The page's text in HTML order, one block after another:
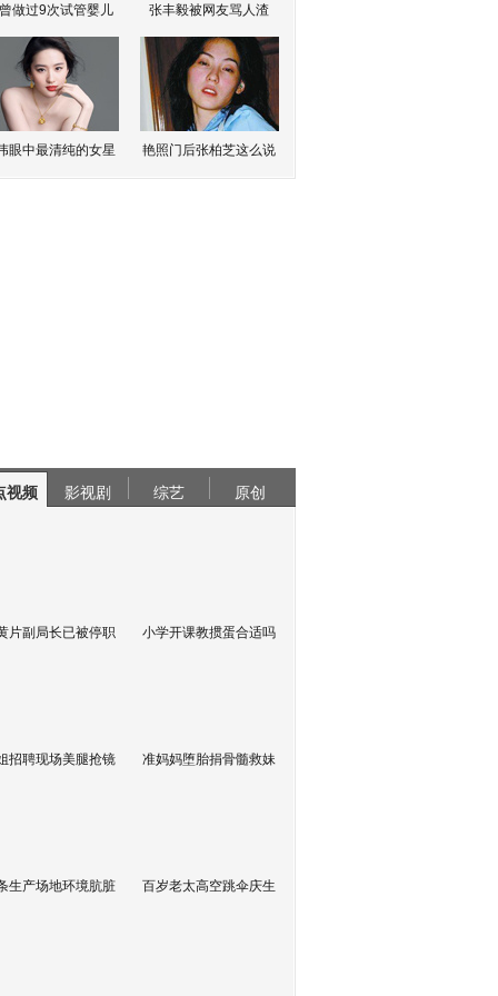
做过9次试管婴儿 张丰毅被网友骂人渣
眼中最清纯的女星 艳照门后张柏芝这么说
视频 影视剧 综艺 原创
片副局长已被停职 小学开课教掼蛋合适吗
招聘现场美腿抢镜 准妈妈堕胎捐骨髓救妹
生产场地环境肮脏 百岁老太高空跳伞庆生